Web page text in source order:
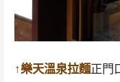
↑樂天溫泉拉麵正門